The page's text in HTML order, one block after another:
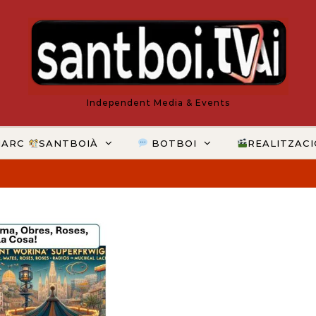
Independent Media & Events
SANTBOIÀ BOTBOI